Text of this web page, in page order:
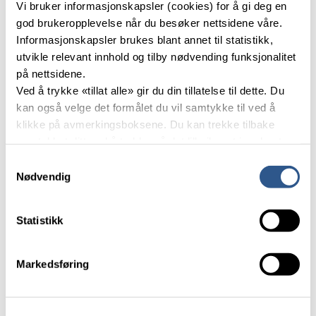
Vi bruker informasjonskapsler (cookies) for å gi deg en
god brukeropplevelse når du besøker nettsidene våre.
Informasjonskapsler brukes blant annet til statistikk,
utvikle relevant innhold og tilby nødvending funksjonalitet
på nettsidene.
Ved å trykke «tillat alle» gir du din tillatelse til dette. Du
kan også velge det formålet du vil samtykke til ved å
klikke på avmerkingsboksene. Du kan trekke tilbake
Nødvendig
Statistikk
Markedsføring
Anbefaling og hovedpunkter
Transportetatene anbefaler en trinnvis utvikling av
Alnabru med en modernisering fram mot år 2040.
Alnabru inngår i mange konsepter i denne KVUen.
Derfor er denne KVUen i størst mulig grad
harmonisert mot Alnabru-utredningen fase 2 blant
annet med lik referansebane og like forutsetninger
etterspørsel.
I forhold til dagens volum (180 mill. tonn) skal
100 mill. tonn mer gods transporteres årlig i
KVU-området i 2050 – vei og sjø tar en betydelig
KVUen belyser at det er nok terminalkapasitet i